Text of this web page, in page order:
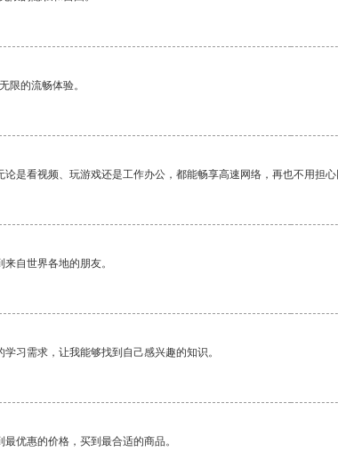
限的流畅体验。
是看视频、玩游戏还是工作办公，都能畅享高速网络，再也不用担
自世界各地的朋友。
习需求，让我能够找到自己感兴趣的知识。
优惠的价格，买到最合适的商品。